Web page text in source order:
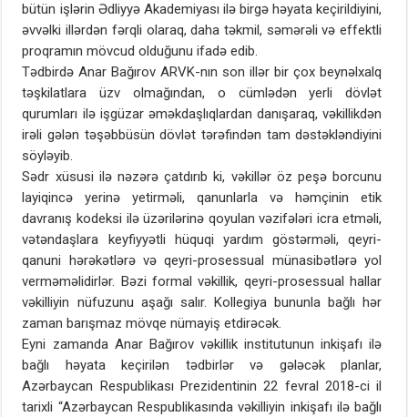
bütün işlərin Ədliyyə Akademiyası ilə birgə həyata keçirildiyini,
əvvəlki illərdən fərqli olaraq, daha təkmil, səmərəli və effektli
proqramın mövcud olduğunu ifadə edib.
Tədbirdə Anar Bağırov ARVK-nın son illər bir çox beynəlxalq
təşkilatlara üzv olmağından, o cümlədən yerli dövlət
qurumları ilə işgüzar əməkdaşlıqlardan danışaraq, vəkillikdən
irəli gələn təşəbbüsün dövlət tərəfindən tam dəstəkləndiyini
söyləyib.
Sədr xüsusi ilə nəzərə çatdırıb ki, vəkillər öz peşə borcunu
layiqincə yerinə yetirməli, qanunlarla və həmçinin etik
davranış kodeksi ilə üzərilərinə qoyulan vəzifələri icra etməli,
vətəndaşlara keyfiyyətli hüquqi yardım göstərməli, qeyri-
qanuni hərəkətlərə və qeyri-prosessual münasibətlərə yol
verməməlidirlər. Bəzi formal vəkillik, qeyri-prosessual hallar
vəkilliyin nüfuzunu aşağı salır. Kollegiya bununla bağlı hər
zaman barışmaz mövqe nümayiş etdirəcək.
Eyni zamanda Anar Bağırov vəkillik institutunun inkişafı ilə
bağlı həyata keçirilən tədbirlər və gələcək planlar,
Azərbaycan Respublikası Prezidentinin 22 fevral 2018-ci il
tarixli “Azərbaycan Respublikasında vəkilliyin inkişafı ilə bağlı